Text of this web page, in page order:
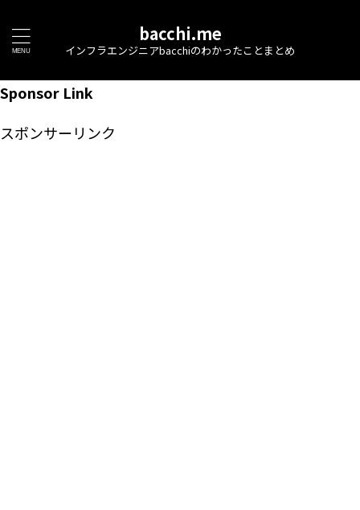
bacchi.me
インフラエンジニアbacchiのわかったことまとめ
Sponsor Link
スポンサーリンク